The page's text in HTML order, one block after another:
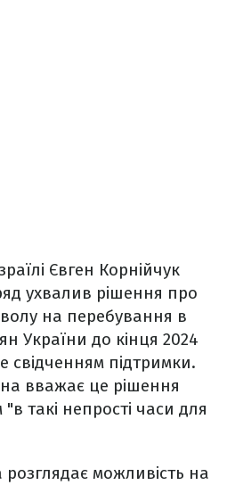
Євген Корнійчук
ухвалив рішення про
на перебування в
України до кінця 2024
свідченням підтримки.
вважає це рішення
такі непрості часи для
розглядає можливість на